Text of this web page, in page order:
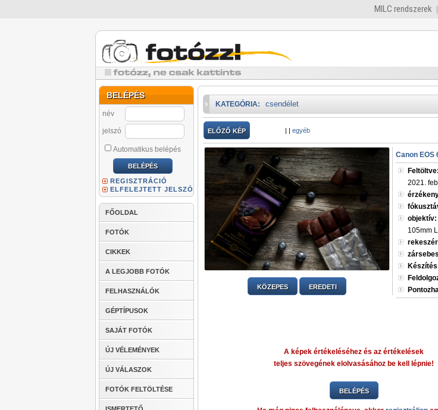
MILC rendszerek
BELÉPÉS
név
jelszó
Automatikus belépés
REGISZTRÁCIÓ
ELFELEJTETT JELSZÓ
FŐOLDAL
FOTÓK
CIKKEK
A LEGJOBB FOTÓK
FELHASZNÁLÓK
GÉPTÍPUSOK
SAJÁT FOTÓK
ÚJ VÉLEMÉNYEK
ÚJ VÁLASZOK
FOTÓK FELTÖLTÉSE
KATEGÓRIA: csendélet
ELŐZŐ KÉP | | egyéb
KÖZEPES EREDETI
Canon EOS
Feltöltve:
2021.
objektív:
105mm
A képek értékeléséhez és az értékelések
teljes szövegének elolvasásához be kell lépnie!
BELÉPÉS